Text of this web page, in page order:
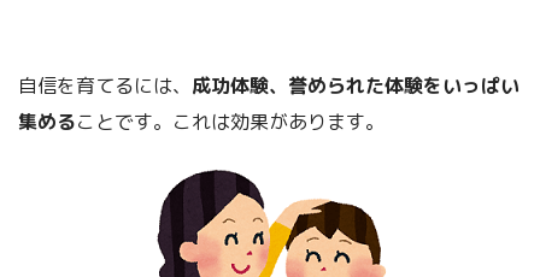
自信を育てるには、 成功体験、誉められた体験をいっぱい
集めることです。これは効果があります。